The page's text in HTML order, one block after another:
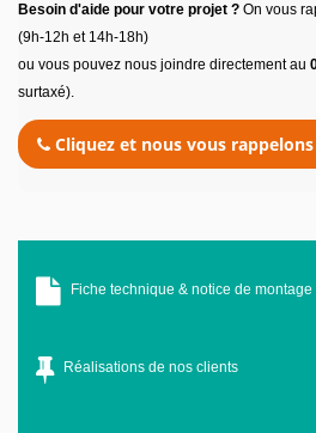
Besoin d'aide pour votre projet ? On vous
(9h-12h et 14h-18h)
ou vous pouvez nous joindre directement au
surtaxé).
Cliquez et nous vous
Fiche technique & notice de montage
Réalisations de nos clients